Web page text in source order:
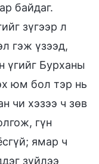
байдаг.
зүгээр л
гэж үзээд,
үгийг Бурханы
юм бол тэр нь
чи хэзээ ч зөв
гүн
ямар ч
зүйлээ